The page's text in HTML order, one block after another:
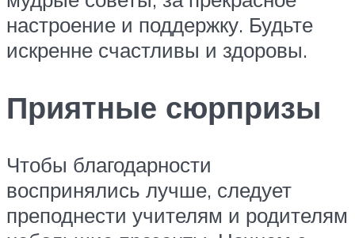
настроение и поддержку. Будьте
искренне счастливы и здоровы.
Приятные сюрпризы
Чтобы благодарности
воспринялись лучше, следует
преподнести учителям и родителям